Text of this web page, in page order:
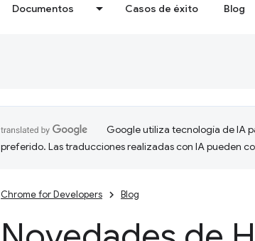
Documentos Casos de éxito Blog
Google utiliza tecnología de IA
preferido. Las traducciones realizadas con IA pueden
Chrome for Developers Blog